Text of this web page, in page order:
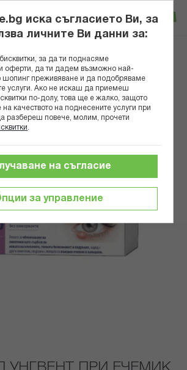
Вход
ЕЧЕМИК 15ГР
иска съгласието Ви, за
личните Ви данни за:
за да ти поднасяме
оферти, да ти дадем възможно най-
шопинг преживяване и да подобряваме
услуги. Ако не искаш да приемеш
по-долу, това ще е жалко, защото
качеството на поднесените услуги при
разбереш повече, молим, прочети
за управление
на съгласие